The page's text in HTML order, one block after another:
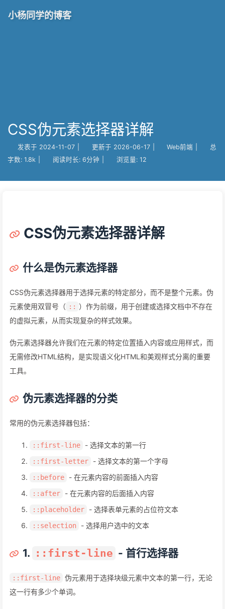
小杨同学的博客
CSS伪元素选择器详解
发表于 2024-11-07 更新于 2026-06-17 Web前端
总
字数: 1.8k 阅读时长: 6分钟 浏览量: 12
CSS伪元素选择器详解
什么是伪元素选择器
CSS伪元素选择器用于选择元素的特定部分，而不是整个元素。伪
元素使用双冒号（ :: ）作为前缀，用于创建或选择文档中不存在
的虚拟元素，从而实现复杂的样式效果。
伪元素选择器允许我们在元素的特定位置插入内容或应用样式，而
无需修改HTML结构，是实现语义化HTML和美观样式分离的重要
工具。
伪元素选择器的分类
常用的伪元素选择器包括：
::first-line - 选择文本的第一行
::first-letter - 选择文本的第一个字母
::before - 在元素内容的前面插入内容
::after - 在元素内容的后面插入内容
::placeholder - 选择表单元素的占位符文本
::selection - 选择用户选中的文本
1. ::first-line - 首行选择器
::first-line 伪元素用于选择块级元素中文本的第一行，无论
这一行有多少个单词。